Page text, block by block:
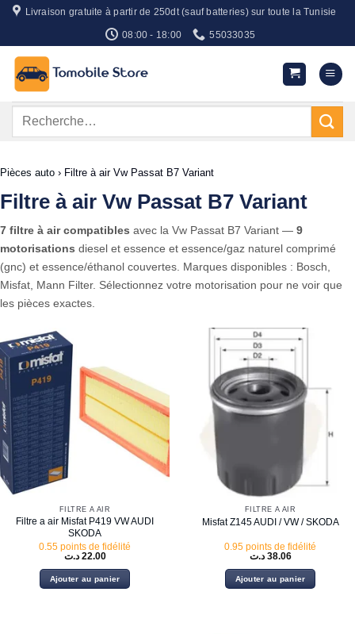
Passer
contenu
Livraison gratuite à partir de 250dt (sauf batteries) sur toute la Tunisie
08:00 - 18:00 55033035
Recherche
Pièces auto › Filtre à air Vw Passat B7 Variant
Filtre à air Vw Passat B7 Variant
7 filtre à air compatibles avec la Vw Passat B7 Variant — 9
motorisations diesel et essence et essence/gaz naturel comprimé
(gnc) et essence/éthanol couvertes. Marques disponibles : Bosch,
Misfat, Mann Filter. Sélectionnez votre motorisation pour ne voir que
les pièces exactes.
FILTRE À AIR
Filtre a air Misfat P419 VW AUDI
SKODA
0.55 points de fidélité
22.00 د.ت
Ajouter au panier
FILTRE À AIR
Misfat Z145 AUDI / VW / SKODA
0.95 points de fidélité
38.06 د.ت
Ajouter au panier